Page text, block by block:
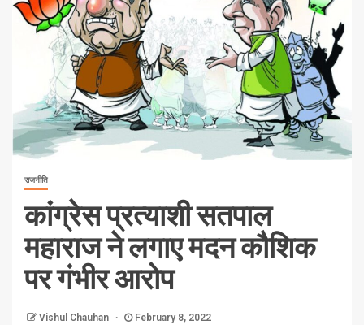
राजनीति
कांग्रेस प्रत्याशी सतपाल
महाराज ने लगाए मदन कौशिक
पर गंभीर आरोप
Vishul Chauhan February 8, 2022